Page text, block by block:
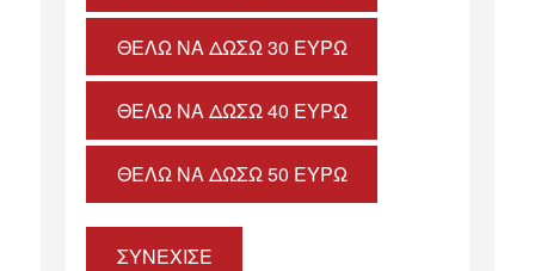
ΘΈΛΩ ΝΑ ΔΏΣΩ 30 ΕΥΡΏ
ΘΈΛΩ ΝΑ ΔΏΣΩ 40 ΕΥΡΏ
ΘΈΛΩ ΝΑ ΔΏΣΩ 50 ΕΥΡΏ
ΣΥΝΕΧΙΣΕ